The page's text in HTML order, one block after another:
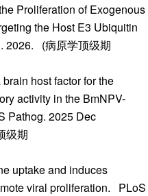
Proliferation of Exogenous
the Host E3 Ubiquitin
2026. (病原学顶级期
host factor for the
activity in the BmNPV-
Pathog. 2025 Dec
级期
uptake and induces
viral proliferation. PLoS